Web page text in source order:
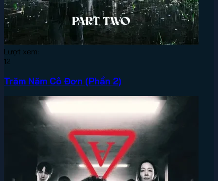
Lượt xem:
12
Trăm Năm Cô Đơn (Phần 2)